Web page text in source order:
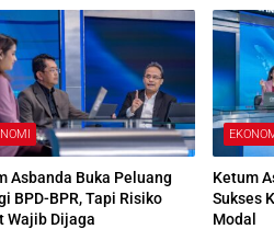
Asbanda Buka Peluang
BPD-BPR, Tapi Risiko
Wajib Dijaga
Ketum
Sukses
Modal